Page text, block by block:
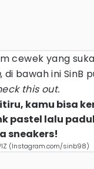
cewek yang
, di bawah ini SinB
this out.
kamu bisa
pastel lalu
sneakers!
(Instagram.com/sinb98)